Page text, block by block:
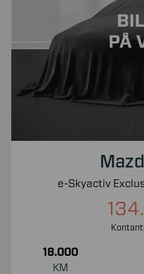
e-Skyactiv
18.000
KM